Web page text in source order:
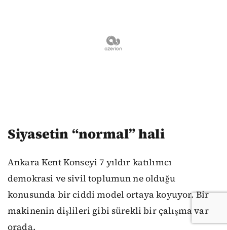
Siyasetin “normal” hali
Ankara Kent Konseyi 7 yıldır katılımcı
demokrasi ve sivil toplumun ne olduğu
konusunda bir ciddi model ortaya koyuyor. Bir
makinenin dişlileri gibi sürekli bir çalışma var
orada.